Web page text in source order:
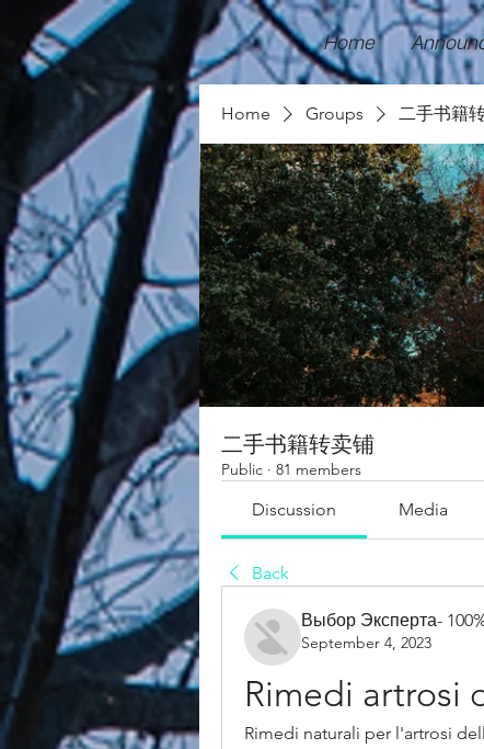
Home
Home Groups 二手书籍
二手书籍转卖铺
Public · 81 members
Discussion Media
Back
Выбор Эксперта-
September 4, 2023
Rimedi artrosi
Rimedi naturali per l'artrosi